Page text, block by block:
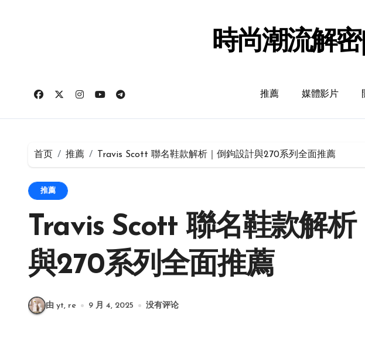
時尚潮流解
推薦 媒體影片
首页 推薦 Travis Scott 聯名鞋款解析｜倒鉤設計與270系列全面推薦
推薦
Travis Scott 聯名鞋款解析
與270系列全面推薦
由 yt, re 9 月 4, 2025 没有评论